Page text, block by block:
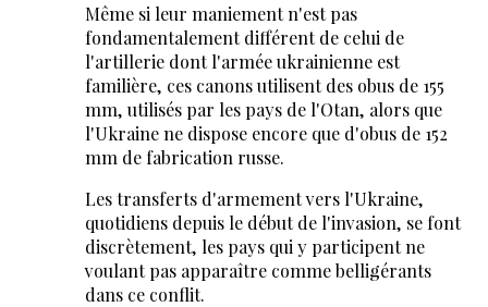
Même si leur maniement n'est pas
fondamentalement différent de celui de
l'artillerie dont l'armée ukrainienne est
familière, ces canons utilisent des obus de 155
mm, utilisés par les pays de l'Otan, alors que
l'Ukraine ne dispose encore que d'obus de 152
mm de fabrication russe.
Les transferts d'armement vers l'Ukraine,
quotidiens depuis le début de l'invasion, se font
discrètement, les pays qui y participent ne
voulant pas apparaître comme belligérants
dans ce conflit.